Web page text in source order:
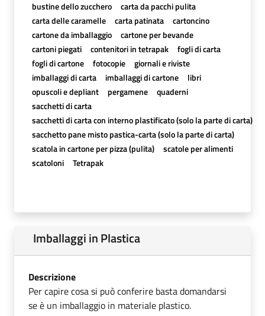
bustine dello zucchero
carta da pacchi pulita
carta delle caramelle
carta patinata
cartoncino
cartone da imballaggio
cartone per bevande
cartoni piegati
contenitori in tetrapak
fogli di carta
fogli di cartone
fotocopie
giornali e riviste
imballaggi di carta
imballaggi di cartone
libri
opuscoli e depliant
pergamene
quaderni
sacchetti di carta
sacchetti di carta con interno plastificato (solo la parte di carta)
sacchetto pane misto pastica-carta (solo la parte di carta)
scatola in cartone per pizza (pulita)
scatole per alimenti
scatoloni
Tetrapak
Imballaggi in Plastica
Descrizione
Per capire cosa si può conferire basta domandarsi
se è un imballaggio in materiale plastico.